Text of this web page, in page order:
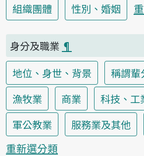
組織團體
性別、婚姻
身分及職業 ¶
地位、身世、背景
稱謂輩
漁牧業
商業
科技、工
軍公教業
服務業及其他
重新選分類